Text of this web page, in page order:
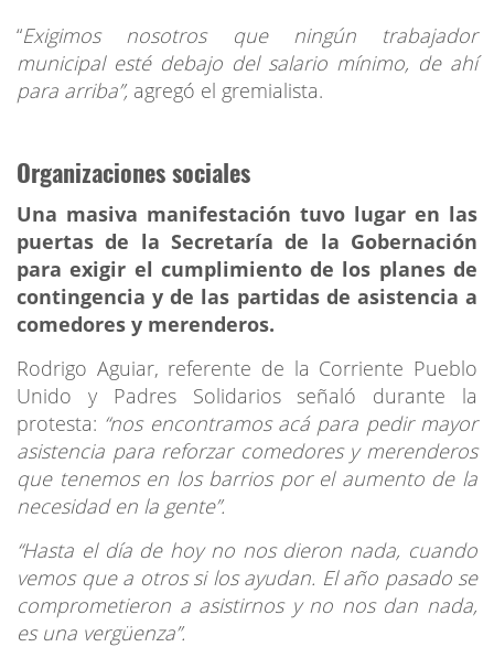
“Exigimos nosotros que ningún trabajador
municipal esté debajo del salario mínimo, de ahí
para arriba”, agregó el gremialista.
Organizaciones sociales
Una masiva manifestación tuvo lugar en las
puertas de la Secretaría de la Gobernación
para exigir el cumplimiento de los planes de
contingencia y de las partidas de asistencia a
comedores y merenderos.
Rodrigo Aguiar, referente de la Corriente Pueblo
Unido y Padres Solidarios señaló durante la
protesta: “nos encontramos acá para pedir mayor
asistencia para reforzar comedores y merenderos
que tenemos en los barrios por el aumento de la
necesidad en la gente”.
“Hasta el día de hoy no nos dieron nada, cuando
vemos que a otros si los ayudan. El año pasado se
comprometieron a asistirnos y no nos dan nada,
es una vergüenza”.